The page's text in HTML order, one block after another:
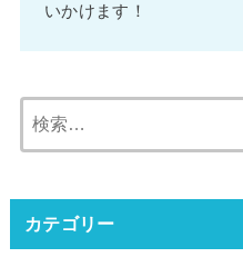
いかけます！
カテゴリー